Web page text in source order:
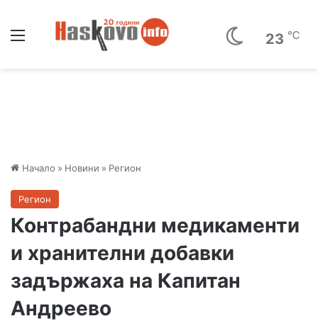
23 ℃
Начало » Новини » Регион
Регион
Контрабандни медикаменти
и хранителни добавки
задържаха на Капитан
Андреево